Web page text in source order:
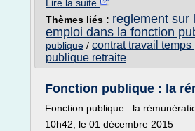
Lire la suite
Thèmes liés : reglement sur
emploi dans la fonction
publique / contrat travail
publique retraite
Fonction publique : la
Fonction publique : la
10h42, le 01 décembre 2015